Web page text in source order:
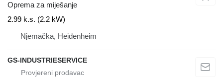
Oprema za miješanje
2.99 k.s. (2.2 kW)
Njemačka, Heidenheim
GS-INDUSTRIESERVICE